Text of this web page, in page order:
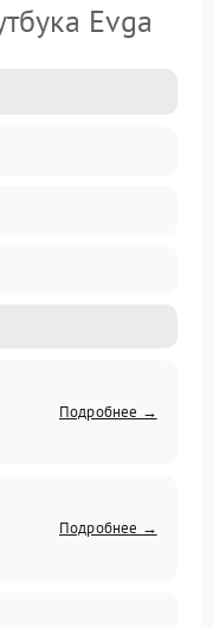
Evga
Подробнее →
Подробнее →